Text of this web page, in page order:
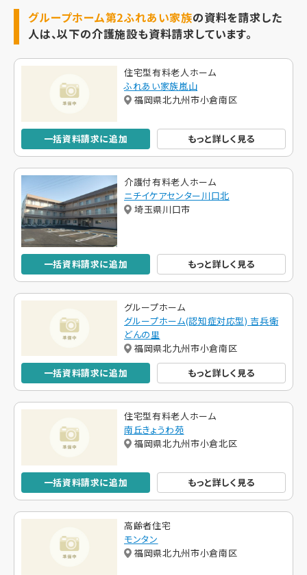
グループホーム第2ふれあい家族の資料を請求した
人は、以下の介護施設も資料請求しています。
住宅型有料老人ホーム
ふれあい家族嵐山
福岡県北九州市小倉南区
一括資料請求に追加 もっと詳しく見る
介護付有料老人ホーム
ニチイケアセンター川口北
埼玉県川口市
一括資料請求に追加 もっと詳しく見る
グループホーム
グループホーム(認知症対応型) 吉兵衛
どんの里
福岡県北九州市小倉南区
一括資料請求に追加
もっと詳しく見る
住宅型有料老人ホーム
南丘きょうわ苑
福岡県北九州市小倉北区
一括資料請求に追加 もっと詳しく見る
高齢者住宅
モンタン
福岡県北九州市小倉南区